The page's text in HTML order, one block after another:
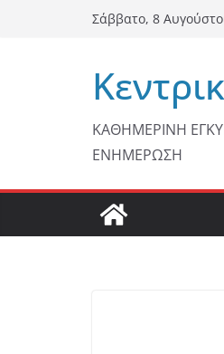
Σάββατο, 8
ΚΑΘΗΜΕΡΙΝΗ
ΕΝΗΜΕΡΩΣΗ